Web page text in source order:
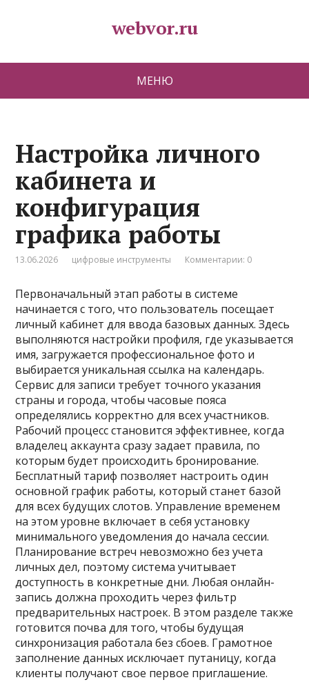
webvor.ru
МЕНЮ
Настройка личного
кабинета и
конфигурация
графика работы
13.06.2026 цифровые инструменты Комментарии: 0
Первоначальный этап работы в системе
начинается с того, что пользователь посещает
личный кабинет для ввода базовых данных. Здесь
выполняются настройки профиля, где указывается
имя, загружается профессиональное фото и
выбирается уникальная ссылка на календарь.
Сервис для записи требует точного указания
страны и города, чтобы часовые пояса
определялись корректно для всех участников.
Рабочий процесс становится эффективнее, когда
владелец аккаунта сразу задает правила, по
которым будет происходить бронирование.
Бесплатный тариф позволяет настроить один
основной график работы, который станет базой
для всех будущих слотов. Управление временем
на этом уровне включает в себя установку
минимального уведомления до начала сессии.
Планирование встреч невозможно без учета
личных дел, поэтому система учитывает
доступность в конкретные дни. Любая онлайн-
запись должна проходить через фильтр
предварительных настроек. В этом разделе также
готовится почва для того, чтобы будущая
синхронизация работала без сбоев. Грамотное
заполнение данных исключает путаницу, когда
клиенты получают свое первое приглашение.